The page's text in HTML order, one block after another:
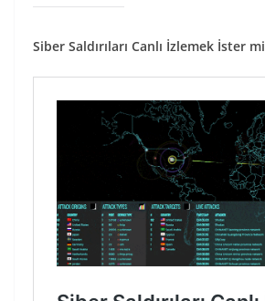
Siber Saldırıları Canlı İzlemek İster